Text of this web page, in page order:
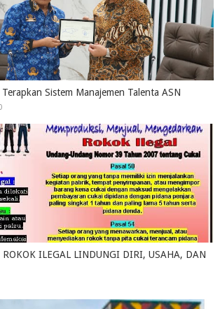
Sistem Manajemen Talenta ASN
ROKOK ILEGAL LINDUNGI DIRI, USAHA, DAN